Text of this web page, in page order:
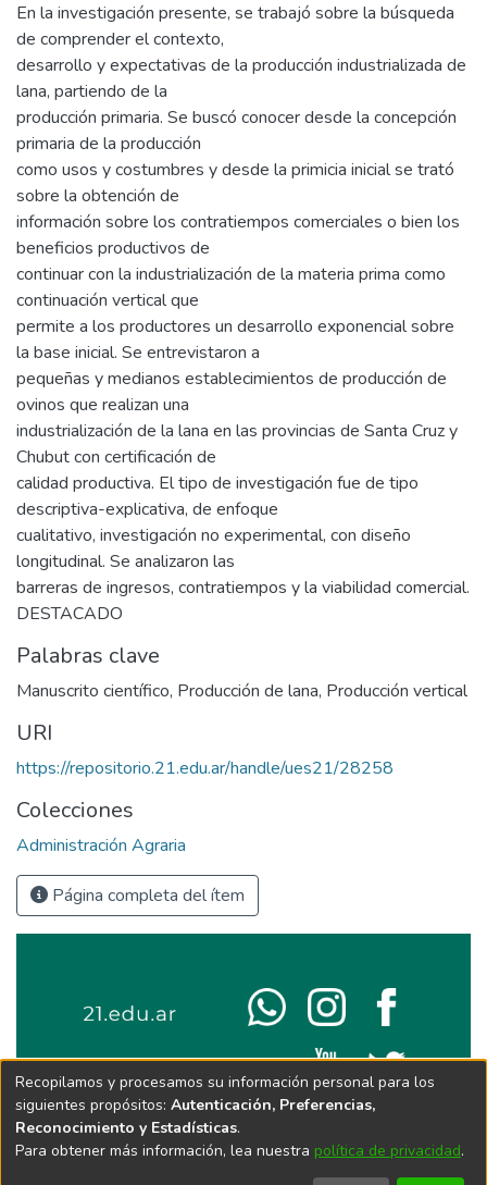
En la investigación presente, se trabajó sobre la búsqueda
de comprender el contexto,
desarrollo y expectativas de la producción industrializada de
lana, partiendo de la
producción primaria. Se buscó conocer desde la concepción
primaria de la producción
como usos y costumbres y desde la primicia inicial se trató
sobre la obtención de
información sobre los contratiempos comerciales o bien los
beneficios productivos de
continuar con la industrialización de la materia prima como
continuación vertical que
permite a los productores un desarrollo exponencial sobre
la base inicial. Se entrevistaron a
pequeñas y medianos establecimientos de producción de
ovinos que realizan una
industrialización de la lana en las provincias de Santa Cruz y
Chubut con certificación de
calidad productiva. El tipo de investigación fue de tipo
descriptiva-explicativa, de enfoque
cualitativo, investigación no experimental, con diseño
longitudinal. Se analizaron las
barreras de ingresos, contratiempos y la viabilidad comercial.
DESTACADO
Palabras clave
Manuscrito científico, Producción de lana, Producción vertical
URI
https://repositorio.21.edu.ar/handle/ues21/28258
Colecciones
Administración Agraria
Página completa del ítem
Recopilamos y procesamos su información personal para los
siguientes propósitos: Autenticación, Preferencias,
Reconocimiento y Estadísticas.
Para obtener más información, lea nuestra política de privacidad.